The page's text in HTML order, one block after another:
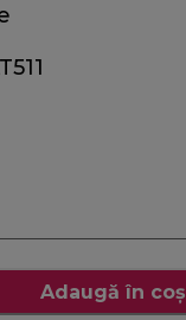
Adaugă în coș